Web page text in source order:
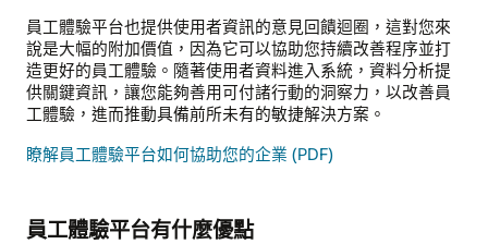
員工體驗平台也提供使用者資訊的意見回饋迴圈，這對您來
說是大幅的附加價值，因為它可以協助您持續改善程序並打
造更好的員工體驗。隨著使用者資料進入系統，資料分析提
供關鍵資訊，讓您能夠善用可付諸行動的洞察力，以改善員
工體驗，進而推動具備前所未有的敏捷解決方案。
瞭解員工體驗平台如何協助您的企業 (PDF)
員工體驗平台有什麼優點